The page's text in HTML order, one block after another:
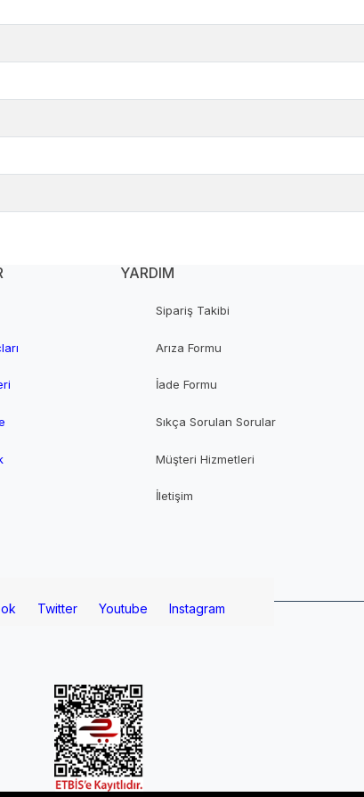
YARDIM
Sipariş Takibi
Arıza Formu
İade Formu
Sıkça Sorulan Sorular
Müşteri Hizmetleri
İletişim
Twitter Youtube Instagram